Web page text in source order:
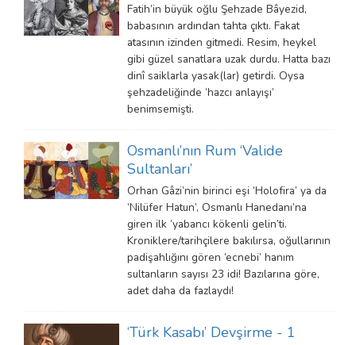
Fatih’in büyük oğlu Şehzade Bâyezid,
babasının ardından tahta çıktı. Fakat
atasının izinden gitmedi. Resim, heykel
gibi güzel sanatlara uzak durdu. Hatta bazı
dinî saiklarla yasak(lar) getirdi. Oysa
şehzadeliğinde ‘hazcı anlayışı’
benimsemişti.
Osmanlı’nın Rum ‘Valide
Sultanları’
Orhan Gâzi’nin birinci eşi ‘Holofira’ ya da
‘Nilüfer Hatun’, Osmanlı Hanedanı’na
giren ilk ‘yabancı kökenli gelin’ti.
Kroniklere/tarihçilere bakılırsa, oğullarının
padişahlığını gören ‘ecnebi’ hanım
sultanların sayısı 23 idi! Bazılarına göre,
adet daha da fazlaydı!
‘Türk Kasabı’ Devşirme - 1